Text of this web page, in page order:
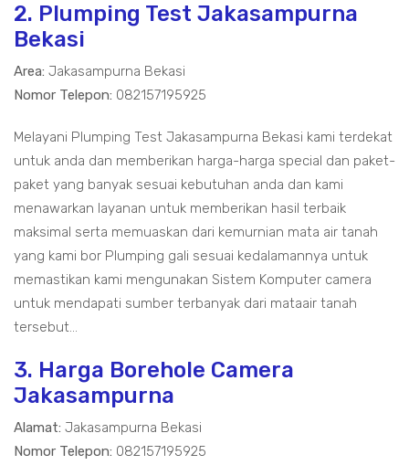
2. Plumping Test Jakasampurna
Bekasi
Area: Jakasampurna Bekasi
Nomor Telepon: 082157195925
Melayani Plumping Test Jakasampurna Bekasi kami terdekat
untuk anda dan memberikan harga-harga special dan paket-
paket yang banyak sesuai kebutuhan anda dan kami
menawarkan layanan untuk memberikan hasil terbaik
maksimal serta memuaskan dari kemurnian mata air tanah
yang kami bor Plumping gali sesuai kedalamannya untuk
memastikan kami mengunakan Sistem Komputer camera
untuk mendapati sumber terbanyak dari mataair tanah
tersebut...
3. Harga Borehole Camera
Jakasampurna
Alamat: Jakasampurna Bekasi
Nomor Telepon: 082157195925